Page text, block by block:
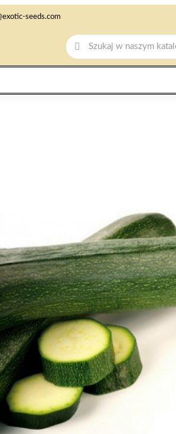
seeds.com